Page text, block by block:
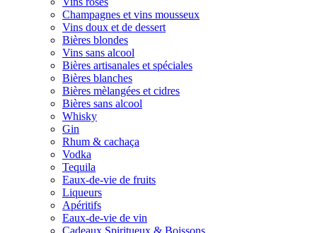
Champagnes et vins mousseux
Vins doux et de dessert
Bières blondes
Vins sans alcool
Bières artisanales et spéciales
Bières blanches
Bières mèlangées et cidres
Bières sans alcool
Whisky
Gin
Rhum & cachaça
Vodka
Tequila
Eaux-de-vie de fruits
Liqueurs
Apéritifs
Eaux-de-vie de vin
Cadeaux Spiritueux & Boissons